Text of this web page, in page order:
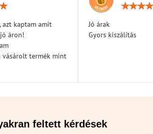
/
5
kaptam amit
áron!
vásárolt termék mint
Jó árak
Gyors kiszálítás
feltett kérdések